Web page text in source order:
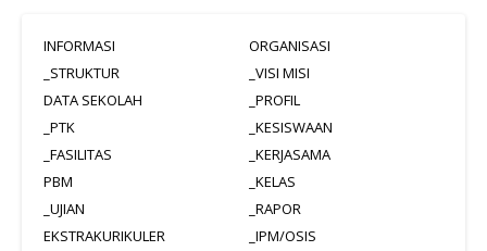
INFORMASI
ORGANISASI
_STRUKTUR
_VISI MISI
DATA SEKOLAH
_PROFIL
_PTK
_KESISWAAN
_FASILITAS
_KERJASAMA
PBM
_KELAS
_UJIAN
_RAPOR
EKSTRAKURIKULER
_IPM/OSIS